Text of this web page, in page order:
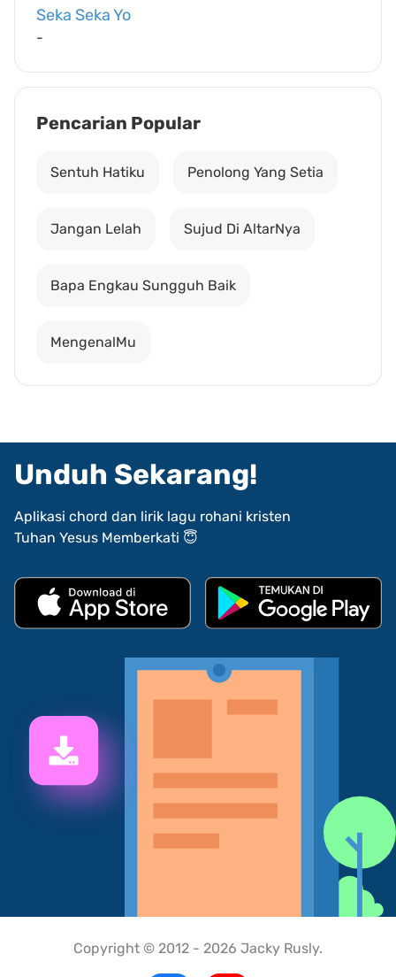
Seka Seka Yo
-
Pencarian Popular
Sentuh Hatiku Penolong Yang Setia
Jangan Lelah Sujud Di AltarNya
Bapa Engkau Sungguh Baik
MengenalMu
Unduh Sekarang!
Aplikasi chord dan lirik lagu rohani kristen
Tuhan Yesus Memberkati 😇
Copyright © 2012 - 2026 Jacky Rusly.